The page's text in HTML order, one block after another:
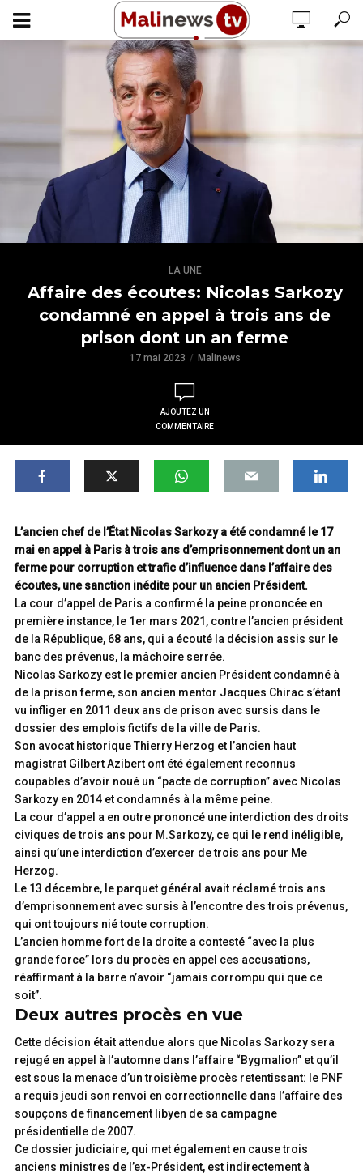
LA UNE
Affaire des écoutes: Nicolas Sarkozy
condamné en appel à trois ans de
prison dont un an ferme
17 mai 2023 Malinews
AJOUTEZ UN
COMMENTAIRE
L’ancien chef de l’État Nicolas Sarkozy a été condamné le 17
mai en appel à Paris à trois ans d’emprisonnement dont un an
ferme pour corruption et trafic d’influence dans l’affaire des
écoutes, une sanction inédite pour un ancien Président.
La cour d’appel de Paris a confirmé la peine prononcée en
première instance, le 1er mars 2021, contre l’ancien président
de la République, 68 ans, qui a écouté la décision assis sur le
banc des prévenus, la mâchoire serrée.
Nicolas Sarkozy est le premier ancien Président condamné à
de la prison ferme, son ancien mentor Jacques Chirac s’étant
vu infliger en 2011 deux ans de prison avec sursis dans le
dossier des emplois fictifs de la ville de Paris.
Son avocat historique Thierry Herzog et l’ancien haut
magistrat Gilbert Azibert ont été également reconnus
coupables d’avoir noué un “pacte de corruption” avec Nicolas
Sarkozy en 2014 et condamnés à la même peine.
La cour d’appel a en outre prononcé une interdiction des droits
civiques de trois ans pour M.Sarkozy, ce qui le rend inéligible,
ainsi qu’une interdiction d’exercer de trois ans pour Me
Herzog.
Le 13 décembre, le parquet général avait réclamé trois ans
d’emprisonnement avec sursis à l’encontre des trois prévenus,
qui ont toujours nié toute corruption.
L’ancien homme fort de la droite a contesté “avec la plus
grande force” lors du procès en appel ces accusations,
réaffirmant à la barre n’avoir “jamais corrompu qui que ce
soit”.
Deux autres procès en vue
Cette décision était attendue alors que Nicolas Sarkozy sera
rejugé en appel à l’automne dans l’affaire “Bygmalion” et qu’il
est sous la menace d’un troisième procès retentissant: le PNF
a requis jeudi son renvoi en correctionnelle dans l’affaire des
soupçons de financement libyen de sa campagne
présidentielle de 2007.
Ce dossier judiciaire, qui met également en cause trois
anciens ministres de l’ex-Président, est indirectement à